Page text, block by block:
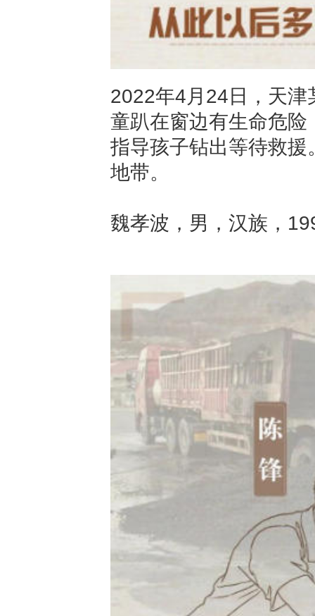
2022年4月24日，天
童趴在窗边有生命危
指导孩子钻出等待救
地带。
魏孝波，男，汉族，